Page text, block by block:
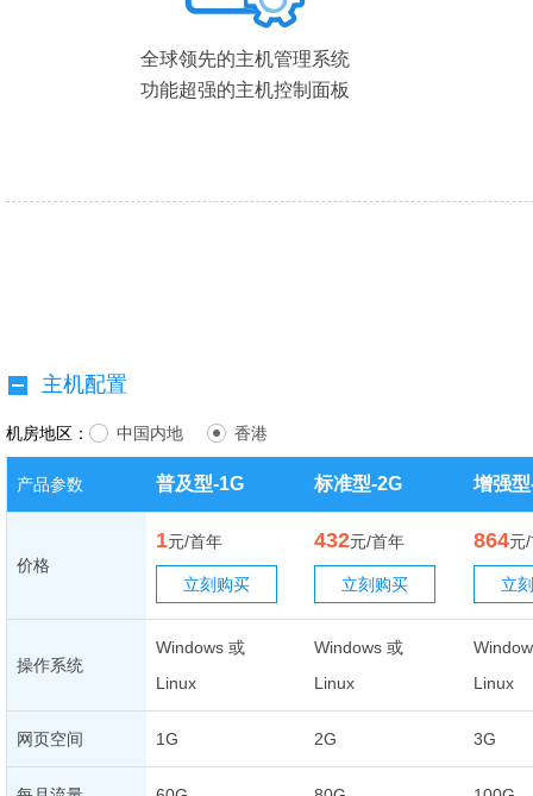
全球领先的主机管理系统
功能超强的主机控制面板
主机配置
机房地区： 中国内地 香港
产品参数 普及型-1G 标准型-2G 增强
价格
1元/首年
立刻购买
432元/首年
立刻购买
864元
立
操作系统
Windows 或
Linux
Windows 或
Linux
Linux
网页空间 1G 2G 3G